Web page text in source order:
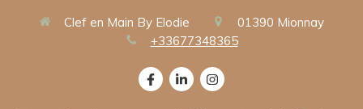
Clef en Main By Elodie 01390 Mionnay
+33677348365